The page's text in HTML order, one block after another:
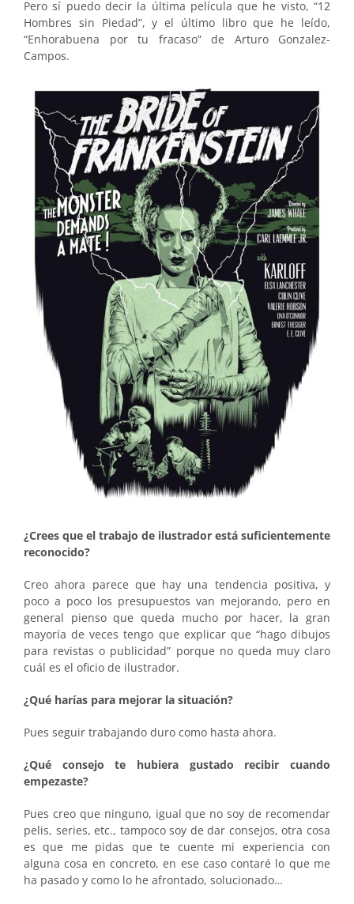
Pero sí puedo decir la última película que he visto, “12
Hombres sin Piedad”, y el último libro que he leído,
“Enhorabuena por tu fracaso” de Arturo Gonzalez-
Campos.
¿Crees que el trabajo de ilustrador está suficientemente
reconocido?
Creo ahora parece que hay una tendencia positiva, y
poco a poco los presupuestos van mejorando, pero en
general pienso que queda mucho por hacer, la gran
mayoría de veces tengo que explicar que “hago dibujos
para revistas o publicidad” porque no queda muy claro
cuál es el oficio de ilustrador.
¿Qué harías para mejorar la situación?
Pues seguir trabajando duro como hasta ahora.
¿Qué consejo te hubiera gustado recibir cuando
empezaste?
Pues creo que ninguno, igual que no soy de recomendar
pelis, series, etc., tampoco soy de dar consejos, otra cosa
es que me pidas que te cuente mi experiencia con
alguna cosa en concreto, en ese caso contaré lo que me
ha pasado y como lo he afrontado, solucionado…